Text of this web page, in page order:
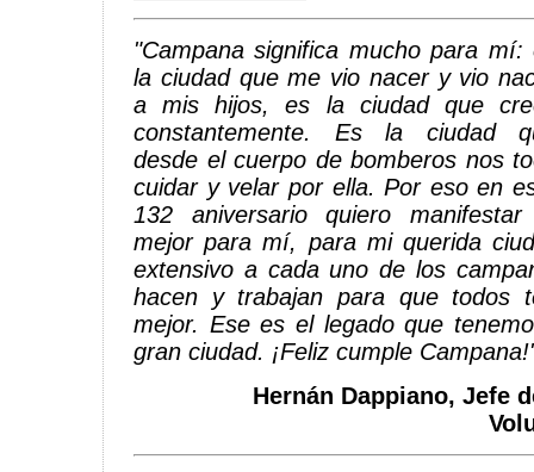
"Campana significa mucho para mí:
la ciudad que me vio nacer y vio
a mis hijos, es la ciudad que
constantemente. Es la ciudad
desde el cuerpo de bomberos nos
cuidar y velar por ella. Por eso en
132 aniversario quiero
mejor para mí, para mi querida
extensivo a cada uno de los
hacen y trabajan para que todos
mejor. Ese es el legado que
gran ciudad. ¡Feliz cumple
Hernán Dappiano, Jefe